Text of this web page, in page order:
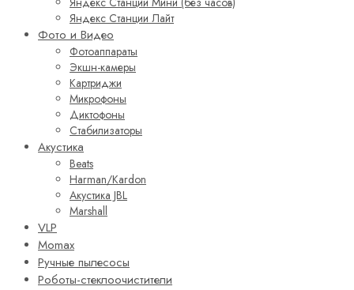
Яндекс Станции Лайт
Фото и Видео
Фотоаппараты
Экшн-камеры
Картриджи
Микрофоны
Диктофоны
Стабилизаторы
Акустика
Beats
Harman/Kardon
Акустика JBL
Marshall
VLP
Momax
Ручные пылесосы
Роботы-стеклоочистители